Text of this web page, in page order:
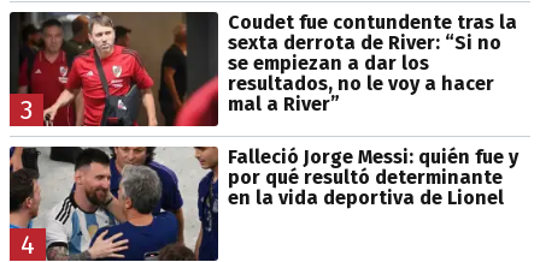
3
Coudet fue contundente tras la
sexta derrota de River: “Si no
se empiezan a dar los
resultados, no le voy a hacer
mal a River”
4
Falleció Jorge Messi: quién fue y
por qué resultó determinante
en la vida deportiva de Lionel